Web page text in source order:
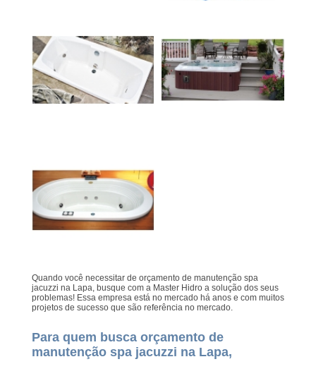
Quando você necessitar de orçamento de manutenção spa
jacuzzi na Lapa, busque com a Master Hidro a solução dos seus
problemas! Essa empresa está no mercado há anos e com muitos
projetos de sucesso que são referência no mercado.
Para quem busca orçamento de
manutenção spa jacuzzi na Lapa,